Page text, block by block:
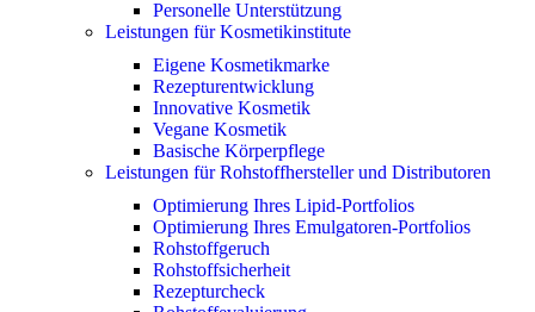
Personelle Unterstützung
Leistungen für Kosmetikinstitute
Eigene Kosmetikmarke
Rezepturentwicklung
Innovative Kosmetik
Vegane Kosmetik
Basische Körperpflege
Leistungen für Rohstoffhersteller und Distributoren
Optimierung Ihres Lipid-Portfolios
Optimierung Ihres Emulgatoren-Portfolios
Rohstoffgeruch
Rohstoffsicherheit
Rezepturcheck